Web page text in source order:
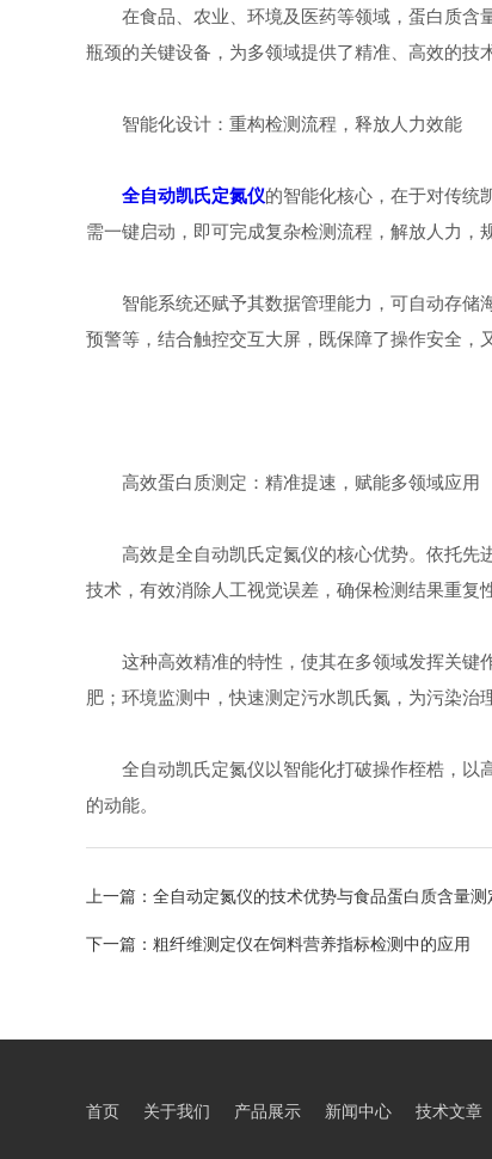
在食品、农业、环境及医药等领域，蛋白质含量
瓶颈的关键设备，为多领域提供了精准、高效的技
智能化设计：重构检测流程，释放人力效能
全自动凯氏定氮仪的智能化核心，在于对传统
需一键启动，即可完成复杂检测流程，解放人力，
智能系统还赋予其数据管理能力，可自动存储海
预警等，结合触控交互大屏，既保障了操作安全，
高效蛋白质测定：精准提速，赋能多领域应用
高效是全自动凯氏定氮仪的核心优势。依托先进
技术，有效消除人工视觉误差，确保检测结果重复
这种高效精准的特性，使其在多领域发挥关键作
肥；环境监测中，快速测定污水凯氏氮，为污染治
全自动凯氏定氮仪以智能化打破操作桎梏，以高
的动能。
上一篇： 全自动定氮仪的技术优势与食品蛋白质含量测
下一篇： 粗纤维测定仪在饲料营养指标检测中的应用
首页 关于我们 产品展示 新闻中心 技术文章